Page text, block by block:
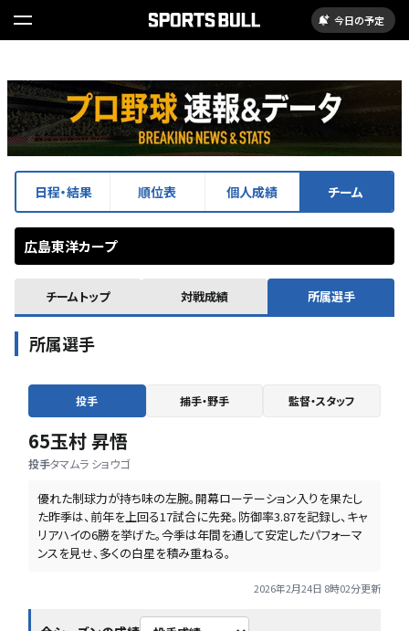
今日の予定
日程・結果 順位表 個人成績 チーム
広島東洋カープ
チームトップ 対戦成績 所属選手
所属選手
投手 捕手・野手 監督・スタッフ
65
投手
玉村 昇悟
タマムラ ショウゴ
優れた制球力が持ち味の左腕。開幕ローテーション入りを果たし
た昨季は、前年を上回る17試合に先発。防御率3.87を記録し、キャ
リアハイの6勝を挙げた。今季は年間を通して安定したパフォーマ
ンスを見せ、多くの白星を積み重ねる。
2026年2月24日 8時02分更新